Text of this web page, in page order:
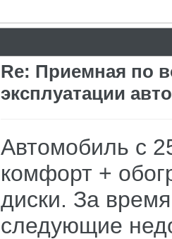
Re: Приемная по
эксплуатации
Автомобиль с
комфорт +
диски. За
следующие